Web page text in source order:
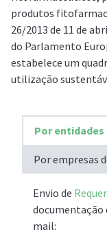
produtos
26/2013 de 11 de
do Parlamento
estabelece um
utilização
Por entidades
Por empresas
Envio de
documentação
mail: